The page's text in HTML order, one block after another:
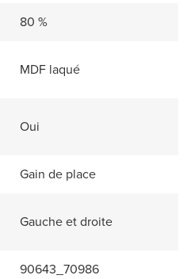
80 %
MDF laqué
Oui
Gain de place
Gauche et droite
90643_70986